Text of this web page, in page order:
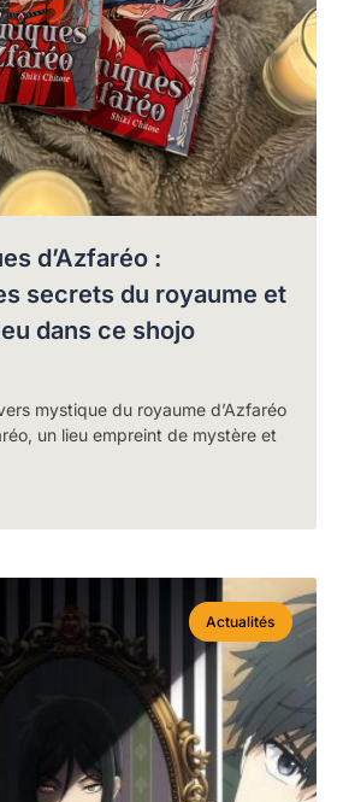
d’Azfaréo :
secrets du royaume et
dans ce shojo
mystique du royaume d’Azfaréo
un lieu empreint de mystère et
Actualités